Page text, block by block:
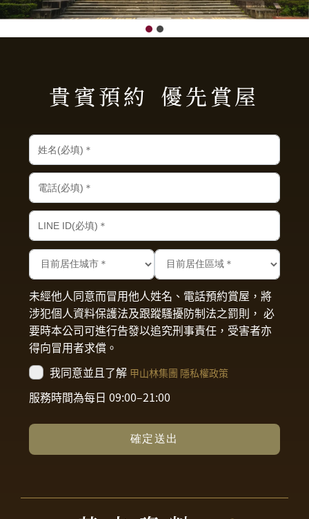
貴賓預約 優先賞屋
未經他人同意而冒用他人姓名、電話預約賞屋，將
涉犯個人資料保護法及跟蹤騷擾防制法之罰則， 必
要時本公司可進行告發以追究刑事責任，受害者亦
得向冒用者求償。
我同意並且了解 甲山林集團 隱私權政策
服務時間為每日 09:00–21:00
確定送出